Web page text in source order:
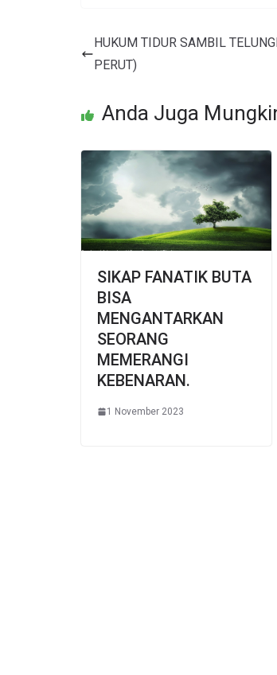
HUKUM TIDUR SAMBIL
PERUT)
Anda Juga
SIKAP FANATIK BUTA
BISA
MENGANTARKAN
SEORANG
MEMERANGI
KEBENARAN.
1 November 2023